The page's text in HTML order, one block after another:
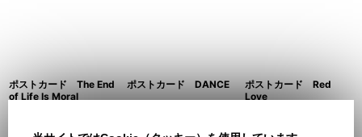
ポストカード The End
of Life Is Moral
ポストカード DANCE
ポストカード Red
Love